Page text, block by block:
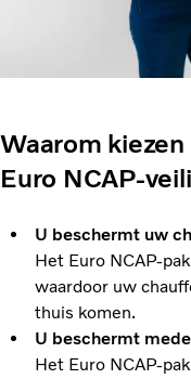
Waarom
Euro NCAP-
U beschermt uw
Het Euro NCAP-
waardoor uw
thuis komen.
U beschermt
Het Euro NCAP-